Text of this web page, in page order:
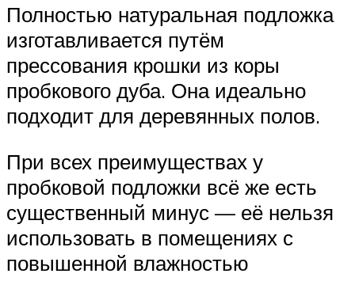
Полностью натуральная подложка
изготавливается путём
прессования крошки из коры
пробкового дуба. Она идеально
подходит для деревянных полов.
При всех преимуществах у
пробковой подложки всё же есть
существенный минус — её нельзя
использовать в помещениях с
повышенной влажностью